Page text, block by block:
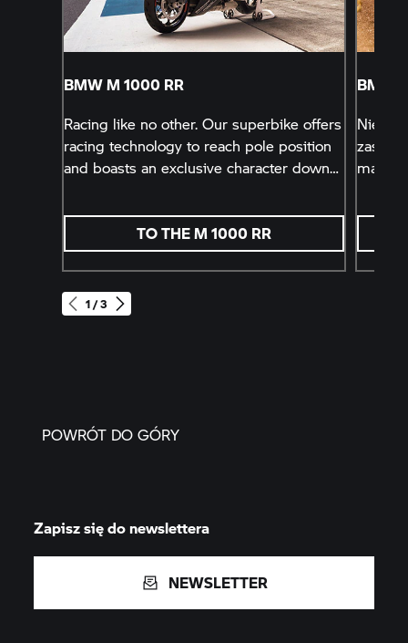
1 / 3
BMW M1000 RR
Racing like no other. Our superbike offers
racing technology to reach pole position
and boasts an exclusive character down
TO THE M 1000 RR
BMW
POWRÓT DO GÓRY
Zapisz się do newslettera
NEWSLETTER